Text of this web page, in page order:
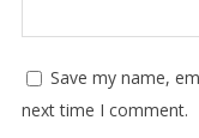
Save my name,
next time I comment.